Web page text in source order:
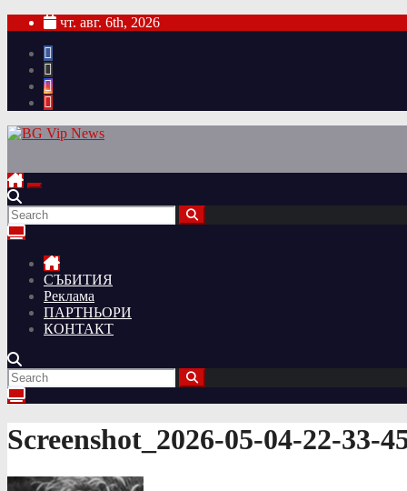
Skip
content
чт. авг. 6th, 2026
СЪБИТИЯ
Реклама
ПАРТНЬОРИ
КОНТАКТ
Screenshot_2026-05-04-22-33-